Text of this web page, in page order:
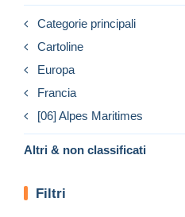
Categorie principali
Cartoline
Europa
Francia
[06] Alpes Maritimes
Altri & non classificati
Filtri